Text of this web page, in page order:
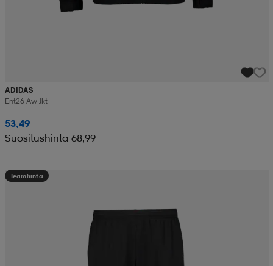
ADIDAS
Ent26 Aw Jkt
53,49
Suositushinta 68,99
Teamhinta